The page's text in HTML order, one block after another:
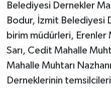
Belediyesi Dernekler
Bodur, İzmit Belediyesi
birim müdürleri, Erenler
Sarı, Cedit Mahalle
Mahalle Muhtarı
Derneklerinin temsilcileri